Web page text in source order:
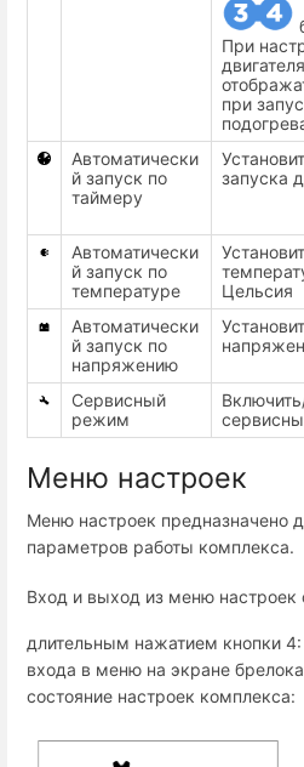
При
при
Автоматически
й запуск по
таймеру
запуска
Автоматически
й запуск по
температуре
Цельсия
Автоматически
й запуск по
напряжению
Сервисный
режим
Меню настроек
Меню настроек предназначено
параметров работы комплекса.
Вход и выход из меню настроек
длительным нажатием кнопки 4:
входа в меню на экране
состояние настроек комплекса: